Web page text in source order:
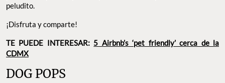
peludito.
¡Disfruta y comparte!
TE PUEDE INTERESAR: 5 Airbnb’s ‘pet friendly’ cerca de la
CDMX
DOG POPS